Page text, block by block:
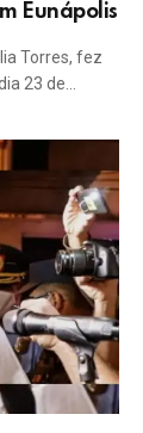
Eunápolis
Torres, fez
23 de…